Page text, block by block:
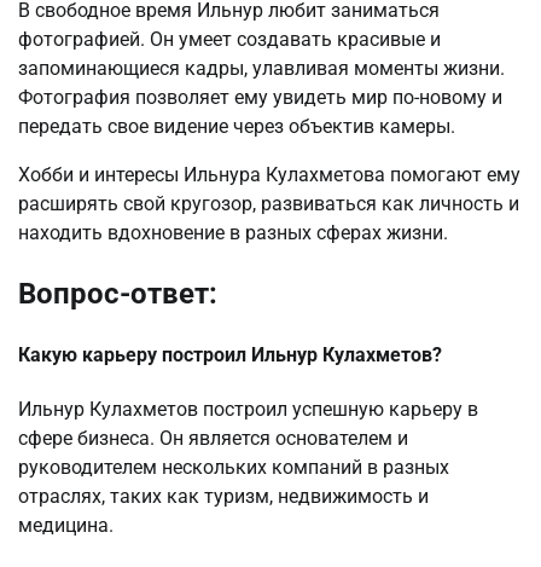
В свободное время Ильнур любит заниматься
фотографией. Он умеет создавать красивые и
запоминающиеся кадры, улавливая моменты жизни.
Фотография позволяет ему увидеть мир по-новому и
передать свое видение через объектив камеры.
Хобби и интересы Ильнура Кулахметова помогают ему
расширять свой кругозор, развиваться как личность и
находить вдохновение в разных сферах жизни.
Вопрос-ответ:
Какую карьеру построил Ильнур Кулахметов?
Ильнур Кулахметов построил успешную карьеру в
сфере бизнеса. Он является основателем и
руководителем нескольких компаний в разных
отраслях, таких как туризм, недвижимость и
медицина.